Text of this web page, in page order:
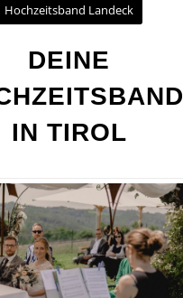
Hochzeitsband Landeck
DEINE
IN TIROL